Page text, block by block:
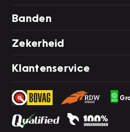
Banden
Zekerheid
Klantenservice